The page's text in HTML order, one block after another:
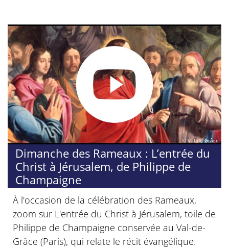
© Val-de-Grâce
Dimanche des Rameaux : L’entrée du
Christ à Jérusalem, de Philippe de
Champaigne
À l'occasion de la célébration des Rameaux,
zoom sur L'entrée du Christ à Jérusalem, toile de
Philippe de Champaigne conservée au Val-de-
Grâce (Paris), qui relate le récit évangélique.